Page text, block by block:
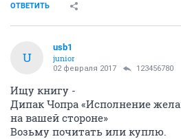
ОТВЕТИТЬ
U
usb1
junior
02 февраля 2017 123456780
Ищу книгу -
Дипак Чопра «Исполнение
на вашей стороне»
Возьму почитать или куплю.